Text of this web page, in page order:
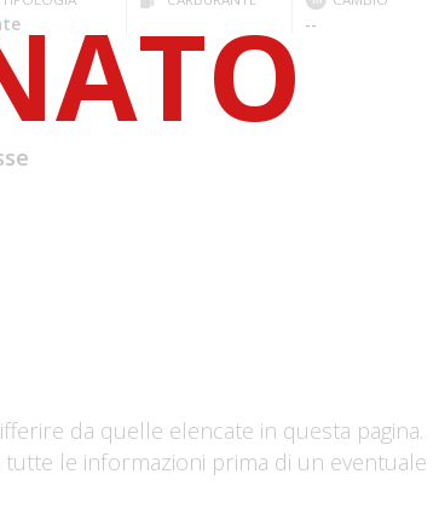
--
da quelle elencate in questa pagina.
le informazioni prima di un eventuale